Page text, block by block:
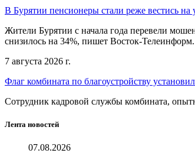
В Бурятии пенсионеры стали реже вестись
Жители Бурятии с начала года перевели
снизилось на 34%, пишет Восток-Телеинформ.
7 августа 2026 г.
Флаг комбината по благоустройству
Сотрудник кадровой службы комбината,
Лента новостей
07.08.2026